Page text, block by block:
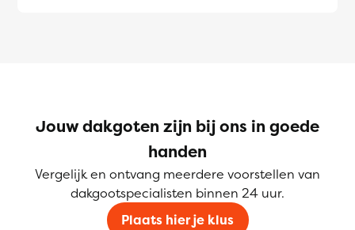
Jouw dakgoten zijn bij ons in goede
handen
Vergelijk en ontvang meerdere voorstellen van
dakgootspecialisten binnen 24 uur.
Plaats hier je klus